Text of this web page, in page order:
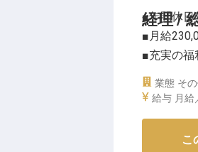
社会保険
スタイル
研修制度
ネスの無
を築いて
※2025年
経理 /
■年間休日
■月給
■充実の福
■産休育休
水田に囲
業態 そ
給与 月給
こ